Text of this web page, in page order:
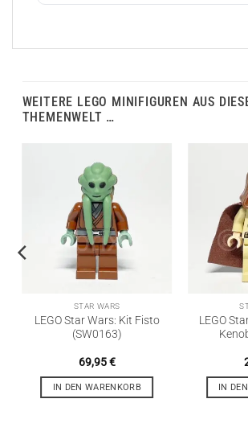
WEITERE LEGO MINIFIGUREN AUS
THEMENWELT …
STAR WARS
LEGO Star Wars: Kit Fisto
(SW0163)
69,95€
IN DEN WARENKORB
LEGO
IN